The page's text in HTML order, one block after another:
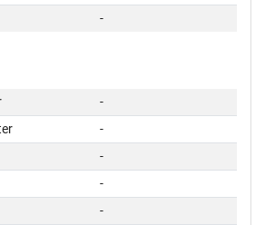
-
-
-
-
-
-